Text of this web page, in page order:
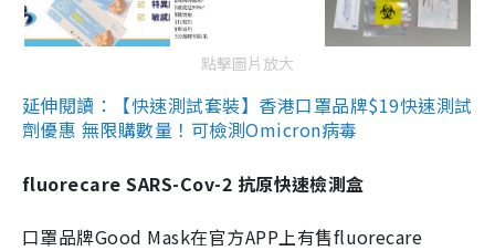
點擊圖片放大
延伸閱讀：【快速測試套裝】香港口罩品牌$19快速測試
劑優惠 無限購數量！可檢測Omicron病毒
fluorecare SARS-Cov-2 抗原快速檢測盒
口罩品牌Good Mask在官方APP上有售fluorecare